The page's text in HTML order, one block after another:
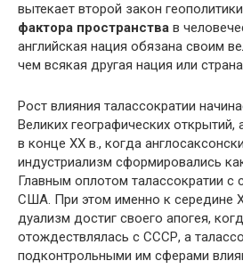
вытекает второй закон
фактора пространства в
английская нация обязана своим
чем всякая другая нация или
Рост влияния талассократии
Великих географических открытий,
в конце XX в., когда
индустриализм сформировались
Главным оплотом талассократии с
США. При этом именно к середине
дуализм достиг своего апогея,
отождествлялась с СССР, а
подконтрольными им сферами